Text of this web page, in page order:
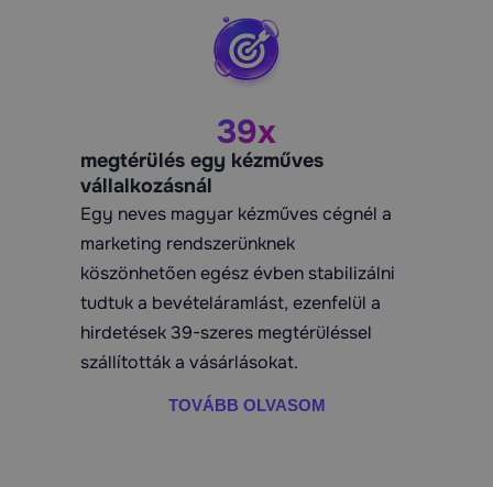
39x
megtérülés egy kézműves
vállalkozásnál
Egy neves magyar kézműves cégnél a
marketing rendszerünknek
köszönhetően egész évben stabilizálni
tudtuk a bevételáramlást, ezenfelül a
hirdetések 39-szeres megtérüléssel
szállították a vásárlásokat.
TOVÁBB OLVASOM